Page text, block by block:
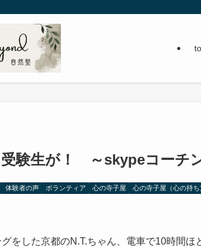
験生が！ ～skypeコーチ
体験者の声 ボランティア 心の寺子屋 心の寺子屋（心の持ち
をした京都のN.T.ちゃん、電車で10時間